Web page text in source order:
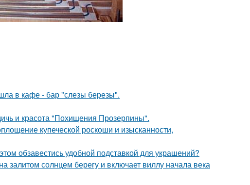
в кафе - бар "слезы березы".
и красота "Похищения Прозерпины".
купеческой роскоши и изысканности,
обзавестись удобной подставкой для украшений?
залитом солнцем берегу и включает виллу начала века